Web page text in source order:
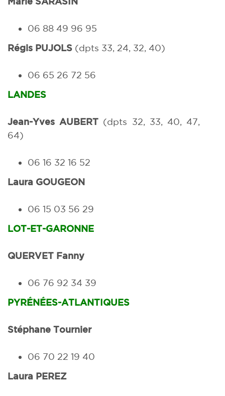
06 88 49 96 95
Régis PUJOLS (dpts 33, 24, 32, 40)
06 65 26 72 56
LANDES
Jean-Yves AUBERT (dpts 32, 33, 40, 47,
64)
06 16 32 16 52
Laura GOUGEON
06 15 03 56 29
LOT-ET-GARONNE
QUERVET Fanny
06 76 92 34 39
PYRÉNÉES-ATLANTIQUES
Stéphane Tournier
06 70 22 19 40
Laura PEREZ